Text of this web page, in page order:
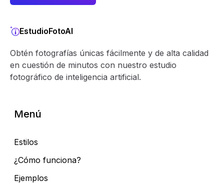
EstudioFotoAI
Obtén fotografías únicas fácilmente y de alta calidad
en cuestión de minutos con nuestro estudio
fotográfico de inteligencia artificial.
Menú
Estilos
¿Cómo funciona?
Ejemplos